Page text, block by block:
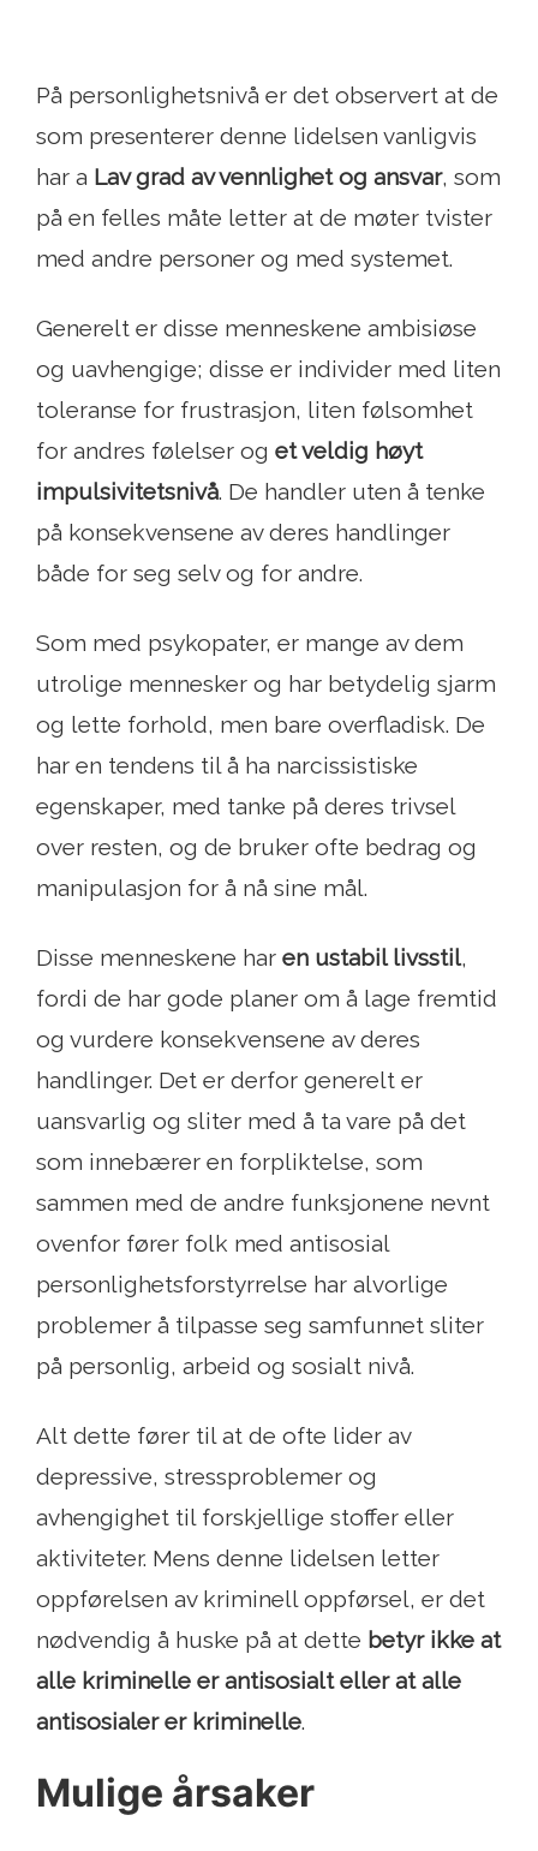
På personlighetsnivå er det observert at de
som presenterer denne lidelsen vanligvis
har a Lav grad av vennlighet og ansvar, som
på en felles måte letter at de møter tvister
med andre personer og med systemet.
Generelt er disse menneskene ambisiøse
og uavhengige; disse er individer med liten
toleranse for frustrasjon, liten følsomhet
for andres følelser og et veldig høyt
impulsivitetsnivå. De handler uten å tenke
på konsekvensene av deres handlinger
både for seg selv og for andre.
Som med psykopater, er mange av dem
utrolige mennesker og har betydelig sjarm
og lette forhold, men bare overfladisk. De
har en tendens til å ha narcissistiske
egenskaper, med tanke på deres trivsel
over resten, og de bruker ofte bedrag og
manipulasjon for å nå sine mål.
Disse menneskene har en ustabil livsstil,
fordi de har gode planer om å lage fremtid
og vurdere konsekvensene av deres
handlinger. Det er derfor generelt er
uansvarlig og sliter med å ta vare på det
som innebærer en forpliktelse, som
sammen med de andre funksjonene nevnt
ovenfor fører folk med antisosial
personlighetsforstyrrelse har alvorlige
problemer å tilpasse seg samfunnet sliter
på personlig, arbeid og sosialt nivå.
Alt dette fører til at de ofte lider av
depressive, stressproblemer og
avhengighet til forskjellige stoffer eller
aktiviteter. Mens denne lidelsen letter
oppførelsen av kriminell oppførsel, er det
nødvendig å huske på at dette betyr ikke at
alle kriminelle er antisosialt eller at alle
antisosialer er kriminelle.
Mulige årsaker